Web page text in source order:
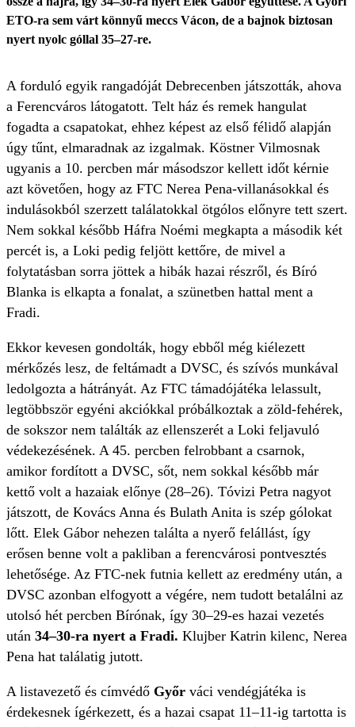
ETO-ra sem várt könnyű meccs Vácon, de a bajnok biztosan
nyert nyolc góllal 35–27-re.
A forduló egyik rangadóját Debrecenben játszották, ahova
a Ferencváros látogatott. Telt ház és remek hangulat
fogadta a csapatokat, ehhez képest az első félidő alapján
úgy tűnt, elmaradnak az izgalmak. Köstner Vilmosnak
ugyanis a 10. percben már másodszor kellett időt kérnie
azt követően, hogy az FTC Nerea Pena-villanásokkal és
indulásokból szerzett találatokkal ötgólos előnyre tett szert.
Nem sokkal később Háfra Noémi megkapta a második két
percét is, a Loki pedig feljött kettőre, de mivel a
folytatásban sorra jöttek a hibák hazai részről, és Bíró
Blanka is elkapta a fonalat, a szünetben hattal ment a
Fradi.
Ekkor kevesen gondolták, hogy ebből még kiélezett
mérkőzés lesz, de feltámadt a DVSC, és szívós munkával
ledolgozta a hátrányát. Az FTC támadójátéka lelassult,
legtöbbször egyéni akciókkal próbálkoztak a zöld-fehérek,
de sokszor nem találták az ellenszerét a Loki feljavuló
védekezésének. A 45. percben felrobbant a csarnok,
amikor fordított a DVSC, sőt, nem sokkal később már
kettő volt a hazaiak előnye (28–26). Tóvizi Petra nagyot
játszott, de Kovács Anna és Bulath Anita is szép gólokat
lőtt. Elek Gábor nehezen találta a nyerő felállást, így
erősen benne volt a pakliban a ferencvárosi pontvesztés
lehetősége. Az FTC-nek futnia kellett az eredmény után, a
DVSC azonban elfogyott a végére, nem tudott betalálni az
utolsó hét percben Bírónak, így 30–29-es hazai vezetés
után 34–30-ra nyert a Fradi. Klujber Katrin kilenc, Nerea
Pena hat találatig jutott.
A listavezető és címvédő Győr váci vendégjátéka is
érdekesnek ígérkezett, és a hazai csapat 11–11-ig tartotta is